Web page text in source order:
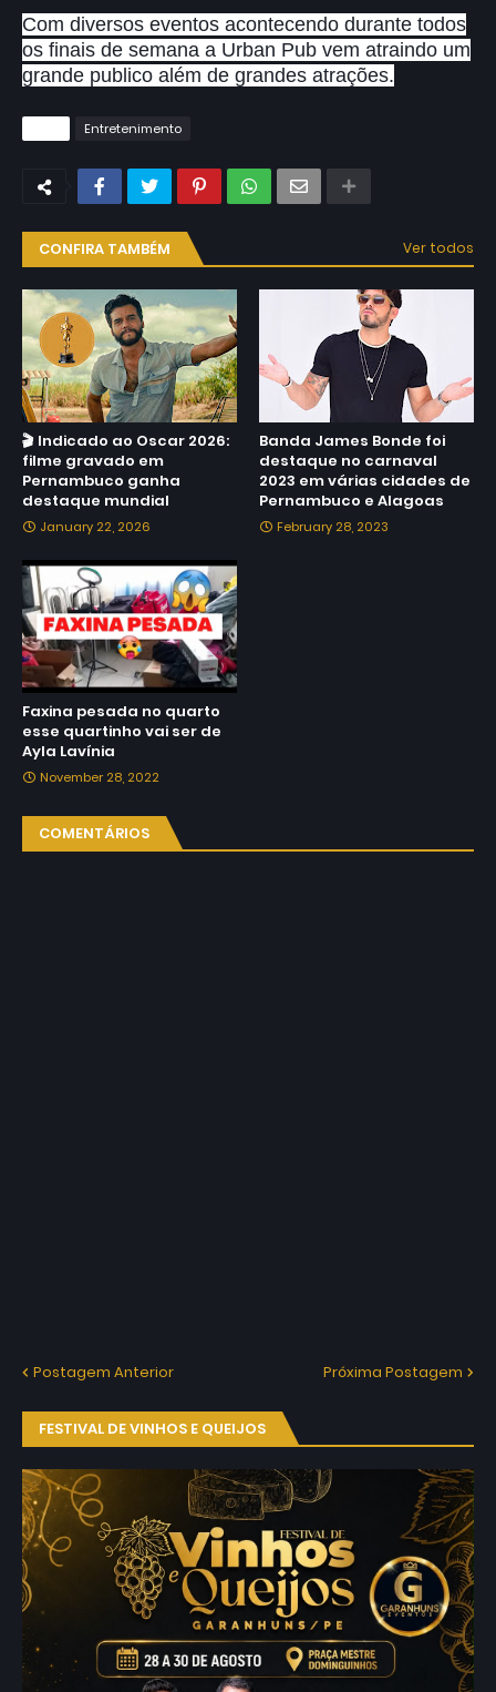
Com diversos eventos acontecendo durante todos
os finais de semana a Urban Pub vem atraindo um
grande publico além de grandes atrações.
Entretenimento
CONFIRA TAMBÉM Ver todos
🎬 Indicado ao Oscar 2026:
filme gravado em
Pernambuco ganha
destaque mundial
January 22, 2026
Banda James Bonde foi
destaque no carnaval
2023 em várias cidades de
Pernambuco e Alagoas
February 28, 2023
Faxina pesada no quarto
esse quartinho vai ser de
Ayla Lavínia
November 28, 2022
COMENTÁRIOS
Postagem Anterior Próxima Postagem
FESTIVAL DE VINHOS E QUEIJOS